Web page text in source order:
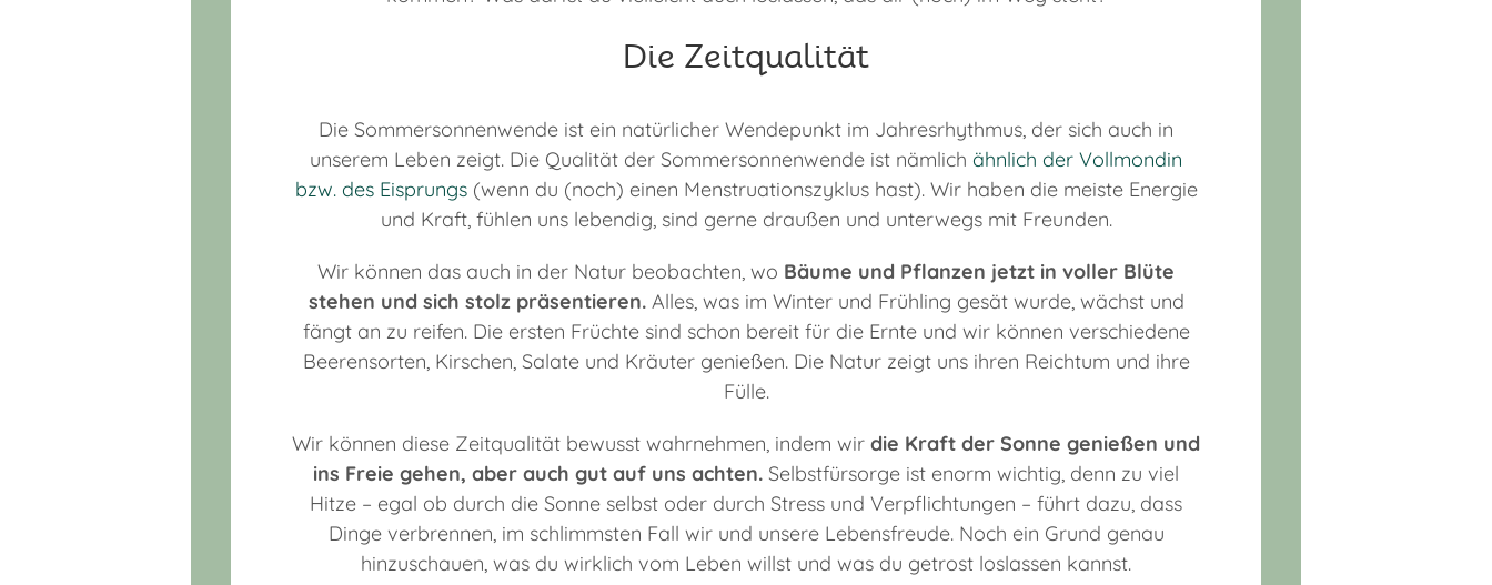
Die Zeitqualität
Die Sommersonnenwende ist ein natürlicher Wendepunkt im Jahresrhythmus, der sich auch in
unserem Leben zeigt. Die Qualität der Sommersonnenwende ist nämlich ähnlich der Vollmondin
bzw. des Eisprungs(wenn du (noch) einen Menstruationszyklus hast). Wir haben die meiste Energie
und Kraft, fühlen uns lebendig, sind gerne draußen und unterwegs mit Freunden.
Wir können das auch in der Natur beobachten, wo Bäume und Pflanzen jetzt in voller Blüte
stehen und sich stolz präsentieren. Alles, was im Winter und Frühling gesät wurde, wächst und
fängt an zu reifen. Die ersten Früchte sind schon bereit für die Ernte und wir können verschiedene
Beerensorten, Kirschen, Salate und Kräuter genießen. Die Natur zeigt uns ihren Reichtum und ihre
Fülle.
Wir können diese Zeitqualität bewusst wahrnehmen, indem wir die Kraft der Sonne genießen und
ins Freie gehen, aber auch gut auf uns achten. Selbstfürsorge ist enorm wichtig, denn zu viel
Hitze – egal ob durch die Sonne selbst oder durch Stress und Verpflichtungen – führt dazu, dass
Dinge verbrennen, im schlimmsten Fall wir und unsere Lebensfreude. Noch ein Grund genau
hinzuschauen, was du wirklich vom Leben willst und was du getrost loslassen kannst.